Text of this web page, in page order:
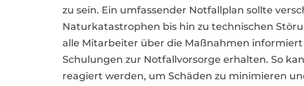
zu sein. Ein umfassender Notfallplan sollte
Naturkatastrophen bis hin zu technischen
alle Mitarbeiter über die Maßnahmen
Schulungen zur Notfallvorsorge erhalten. So
reagiert werden, um Schäden zu minimieren